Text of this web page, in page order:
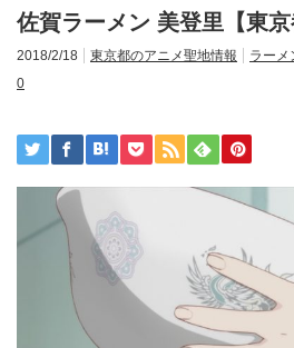
佐賀ラーメン 美登里【東京
2018/2/18 東京都のアニメ聖地情報 ラーメ
0